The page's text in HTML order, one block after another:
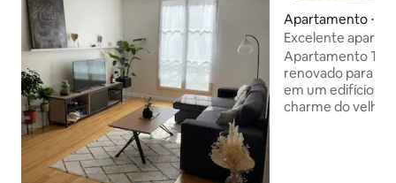
Apartamento ⋅
Excelente
Place du Martroi
Apartamento T1
renovado para 2
em um edifício
charme do velho